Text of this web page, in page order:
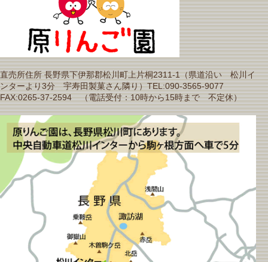
直売所住所 長野県下伊那郡松川町上片桐2311-1（県道沿い 松川イ
ンターより3分 宇寿田製菓さん隣り）TEL:090-3565-9077
FAX:0265-37-2594 （電話受付：10時から15時まで 不定休）